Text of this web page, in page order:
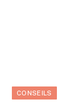
CONSEILS